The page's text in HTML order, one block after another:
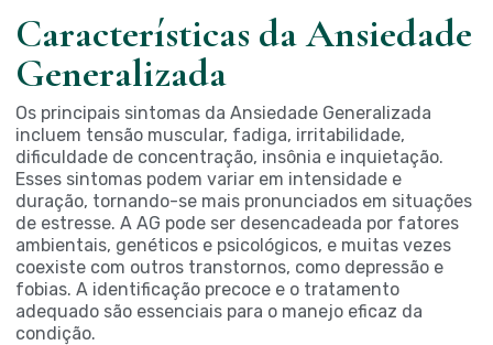
Características da Ansiedade
Generalizada
Os principais sintomas da Ansiedade Generalizada
incluem tensão muscular, fadiga, irritabilidade,
dificuldade de concentração, insônia e inquietação.
Esses sintomas podem variar em intensidade e
duração, tornando-se mais pronunciados em situações
de estresse. A AG pode ser desencadeada por fatores
ambientais, genéticos e psicológicos, e muitas vezes
coexiste com outros transtornos, como depressão e
fobias. A identificação precoce e o tratamento
adequado são essenciais para o manejo eficaz da
condição.